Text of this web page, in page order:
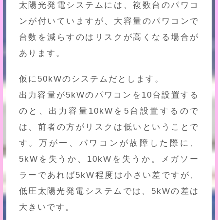
太陽光発電システムには、複数台のパワコ
ンが付いていますが、大容量のパワコンで
台数を減らすのはリスクが高くなる場合が
あります。
仮に50kWのシステムだとします。
出力容量が5kWのパワコンを10台設置する
のと、出力容量10kWを5台設置するので
は、前者の方がリスクは低いということで
す。万が一、パワコンが故障した際に、
5kWを失うか、10kWを失うか。メガソー
ラーであれば5kW程度は小さい差ですが、
低圧太陽光発電システムでは、5kWの差は
大きいです。